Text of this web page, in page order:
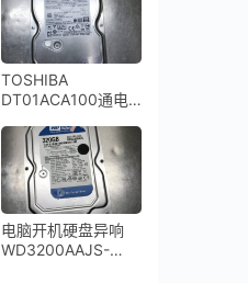
TOSHIBA
DT01ACA100通电
别开盘数据恢复成功
电脑开机硬盘异响
WD3200AAJS-